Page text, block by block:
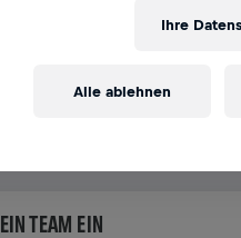
oder dein eigenes
euer Leaderboard
TEAM EIN
Ihre
Alle ablehnen